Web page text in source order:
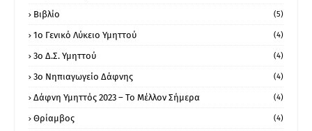
Βιβλίο (5)
1ο Γενικό Λύκειο Υμηττού (4)
3ο Δ.Σ. Υμηττού (4)
3ο Νηπιαγωγείο Δάφνης (4)
Δάφνη Υμηττός 2023 – Το Μέλλον Σήμερα (4)
Θρίαμβος (4)